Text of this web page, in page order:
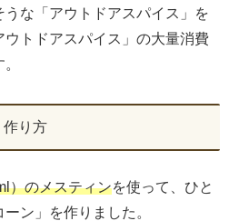
な「アウトドアスパイス」を
トドアスパイス」の大量消費
作り方
）のメスティンを使って、ひと
ン」を作りました。